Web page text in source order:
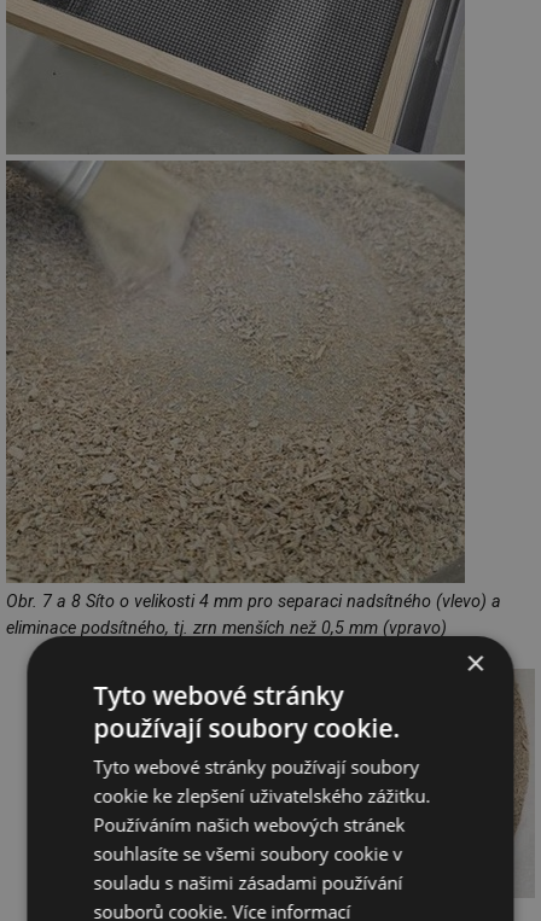
Obr. 7 a 8 Síto o velikosti 4 mm pro separaci nadsítného (vlevo) a
eliminace podsítného, tj. zrn menších než 0,5 mm (vpravo)
Obr. 9 Výsledný vzorek podsypu podlah o velikosti zrn
×
Tyto webové stránky
používají soubory cookie.
Tyto webové stránky používají soubory
cookie ke zlepšení uživatelského zážitku.
Používáním našich webových stránek
souhlasíte se všemi soubory cookie v
souladu s našimi zásadami používání
souborů cookie.Více informací